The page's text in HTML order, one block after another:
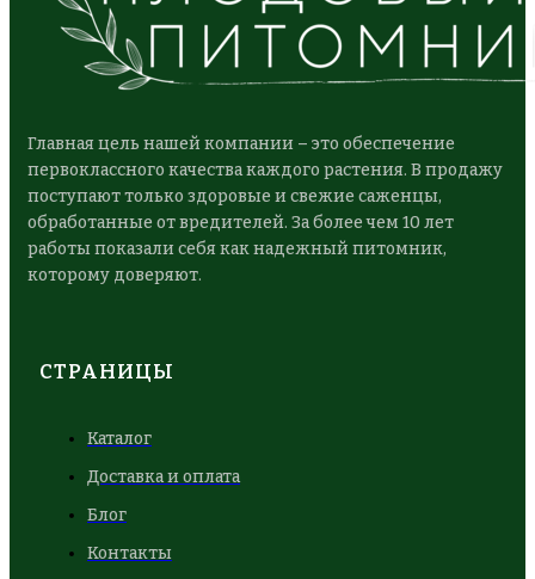
Главная цель нашей компании – это обеспечение
первоклассного качества каждого растения. В продажу
поступают только здоровые и свежие саженцы,
обработанные от вредителей. За более чем 10 лет
работы показали себя как надежный питомник,
которому доверяют.
СТРАНИЦЫ
Каталог
Доставка и оплата
Блог
Контакты